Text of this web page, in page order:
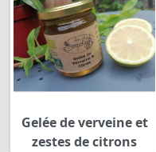
Gelée de verveine et
zestes de citrons